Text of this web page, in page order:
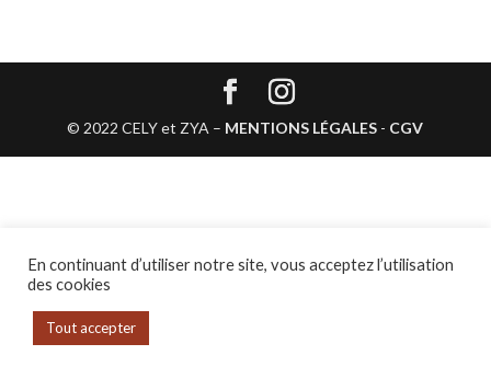
© 2022 CELY et ZYA – MENTIONS LÉGALES - CGV
En continuant d’utiliser notre site, vous acceptez l’utilisation
des cookies
Tout accepter